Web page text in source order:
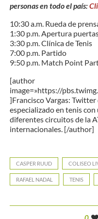
personas en todo el país:
10:30 a.m. Rueda de
1:30 p.m. Apertura
3:30 p.m. Clínica de Tenis
7:00 p.m. Partido
9:50 p.m. Match Point
[author
image=»https://
]Francisco Vargas:
especializado en tenis
diferentes circuitos de la
internacionales. [/author]
CASPER RUUD COLISEO
RAFAEL NADAL TENIS